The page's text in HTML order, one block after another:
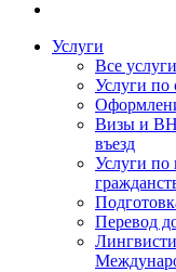
Услуги
Все
Услуги по
Визы и
въезд
Услуги
Перевод